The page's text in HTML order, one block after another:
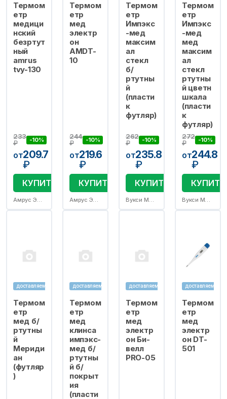
Термом
етр
медици
нский
безртут
ный
amrus
tvy-130
233
₽
-10%
от209.7
₽
КУПИТЬ
Амрус Энтерпрайзис Лтд
Термом
етр
мед
электр
он
AMDT-
10
244
₽
-10%
от219.6
₽
КУПИТЬ
Амрус Энтерпрайзис Лтд
Термом
етр
Импэкс
-мед
максим
ал
стекл
б/
ртутны
й
(пласти
к
футляр)
262
₽
-10%
от235.8
₽
КУПИТЬ
Вукси Медикал Инструментс Фэктори
Термом
етр
Импэкс
-мед
мед
максим
ал
стекл
ртутны
й цветн
шкала
(пласти
к
футляр)
272
₽
-10%
от244.8
₽
КУПИТЬ
Вукси Медикал Инструментс Фэктори
доставляем
Термом
етр
мед б/
ртутны
й
Мериди
ан
(футляр
)
доставляем
Термом
етр
мед
клинса
импэкс-
мед б/
ртутны
й б/
покрыт
ия
(пласти
доставляем
Термом
етр
мед
электр
он Би-
велл
PRO-05
доставляем
Термом
етр
мед
электр
он DT-
501